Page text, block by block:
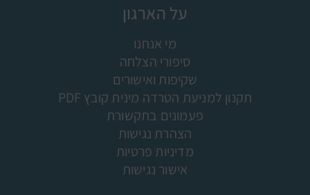
על הארגון
מי אנחנו
סיפורי הצלחה
שקיפות ואישורים
תקנון למניעת הטרדה מינית קובץ PDF
פעמונים בתקשורת
הצהרת נגישות
מדיניות פרטיות
אישור נגישות